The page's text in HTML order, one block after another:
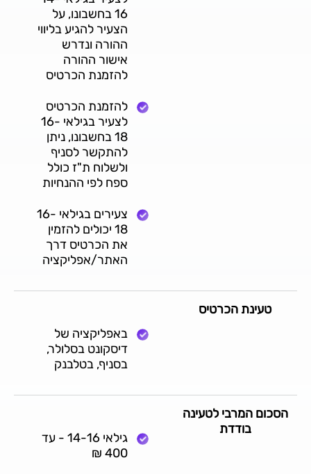
16 בחשבונו, על
הצעיר להגיע בליווי
ההורה ונדרש
אישור ההורה
להזמנת הכרטיס
להזמנת הכרטיס
לצעיר בגילאי 16-
18 בחשבונו, ניתן
להתקשר לסניף
ולשלוח ת"ז כולל
ספח לפי ההנחיות
צעירים בגילאי 16-
18 יכולים להזמין
את הכרטיס דרך
האתר/אפליקציה
טעינת הכרטיס
באפליקציה של
דיסקונט בסלולר,
בסניף, בטלבנק
הסכום המרבי לטעינה
בודדת
גילאי 14-16 - עד
400 ₪